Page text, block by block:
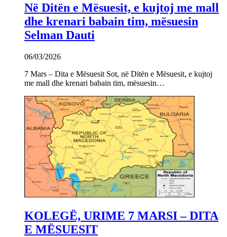
Në Ditën e Mësuesit, e kujtoj me mall
dhe krenari babain tim, mësuesin
Selman Dauti
06/03/2026
7 Mars – Dita e Mësuesit Sot, në Ditën e Mësuesit, e kujtoj
me mall dhe krenari babain tim, mësuesin…
KOLEGË, URIME 7 MARSI – DITA
E MËSUESIT